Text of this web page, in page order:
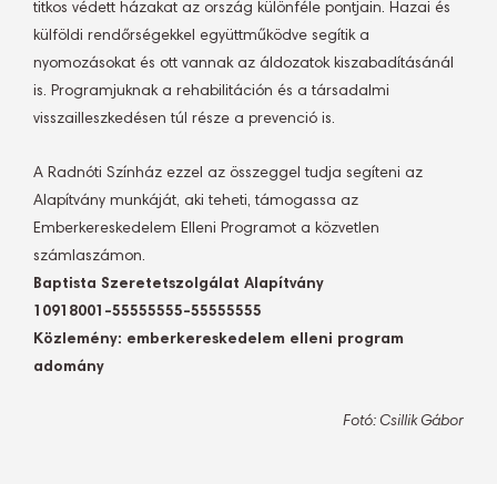
titkos védett házakat az ország különféle pontjain. Hazai és
külföldi rendőrségekkel együttműködve segítik a
nyomozásokat és ott vannak az áldozatok kiszabadításánál
is. Programjuknak a rehabilitáción és a társadalmi
visszailleszkedésen túl része a prevenció is.
A Radnóti Színház ezzel az összeggel tudja segíteni az
Alapítvány munkáját, aki teheti, támogassa az
Emberkereskedelem Elleni Programot a közvetlen
számlaszámon.
Baptista Szeretetszolgálat Alapítvány
10918001-55555555-55555555
Közlemény: emberkereskedelem elleni program
adomány
Fotó: Csillik Gábor